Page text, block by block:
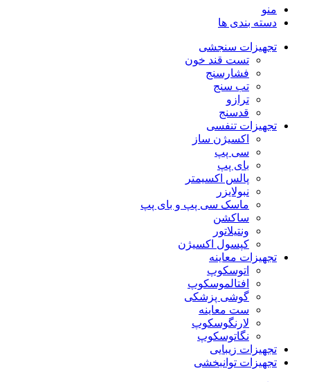
منو
دسته بندی ها
تجهیزات سنجشی
تست قند خون
فشارسنج
تب سنج
ترازو
قدسنج
تجهیزات تنفسی
اکسیژن ساز
سی پپ
بای پپ
پالس اکسیمتر
نبولایزر
ماسک سی پپ و بای پپ
ساکشن
ونتیلاتور
کپسول اکسیژن
تجهیزات معاینه
اتوسکوپ
افتالموسکوپ
گوشی پزشکی
ست معاینه
لارنگوسکوپ
نگاتوسکوپ
تجهیزات زیبایی
تجهیزات توانبخشی